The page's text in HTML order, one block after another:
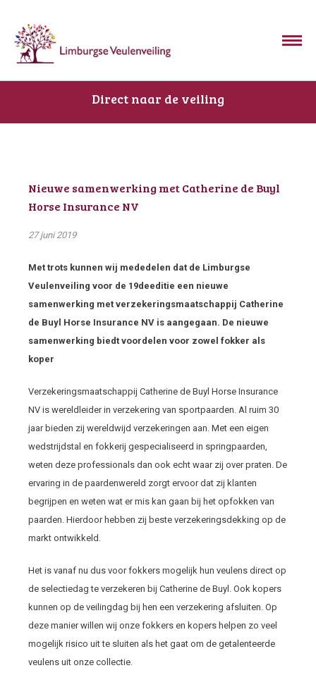
Direct naar de veiling
Nieuwe samenwerking met Catherine de Buyl
Horse Insurance NV
27 juni 2019
Met trots kunnen wij mededelen dat de Limburgse
Veulenveiling voor de 19deeditie een nieuwe
samenwerking met verzekeringsmaatschappij Catherine
de Buyl Horse Insurance NV is aangegaan. De nieuwe
samenwerking biedt voordelen voor zowel fokker als
koper
Verzekeringsmaatschappij Catherine de Buyl Horse Insurance
NV is wereldleider in verzekering van sportpaarden. Al ruim 30
jaar bieden zij wereldwijd verzekeringen aan. Met een eigen
wedstrijdstal en fokkerij gespecialiseerd in springpaarden,
weten deze professionals dan ook echt waar zij over praten. De
ervaring in de paardenwereld zorgt ervoor dat zij klanten
begrijpen en weten wat er mis kan gaan bij het opfokken van
paarden. Hierdoor hebben zij beste verzekeringsdekking op de
markt ontwikkeld.
Het is vanaf nu dus voor fokkers mogelijk hun veulens direct op
de selectiedag te verzekeren bij Catherine de Buyl. Ook kopers
kunnen op de veilingdag bij hen een verzekering afsluiten. Op
deze manier willen wij onze fokkers en kopers helpen zo veel
mogelijk risico uit te sluiten als het gaat om de getalenteerde
veulens uit onze collectie.